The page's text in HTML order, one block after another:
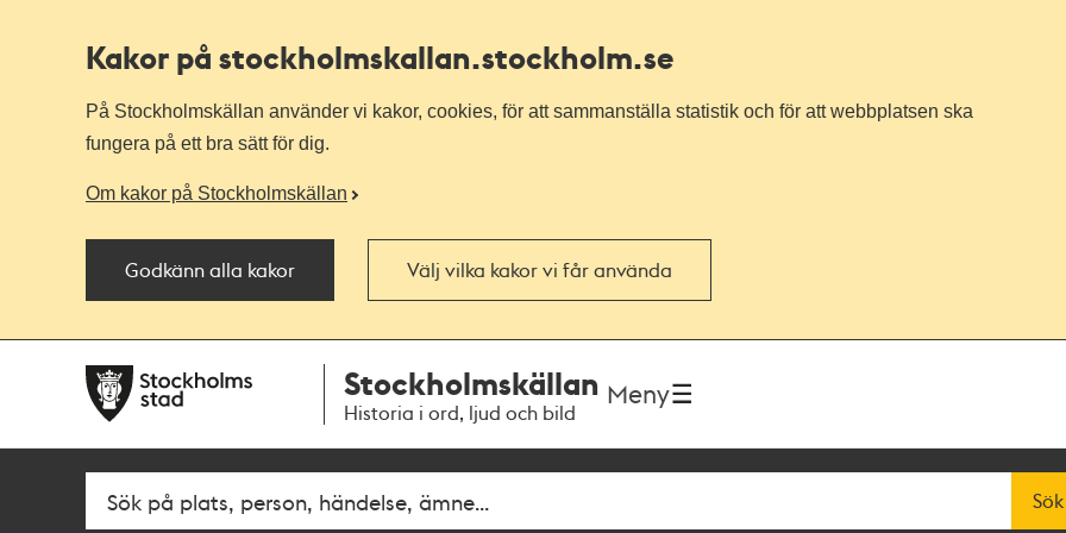
Kakor på stockholmskallan.stockholm.se
På Stockholmskällan använder vi kakor, cookies, för att sammanställa statistik och för att webbplatsen ska
fungera på ett bra sätt för dig.
Om kakor på Stockholmskällan
Godkänn alla kakor Välj vilka kakor vi får använda
navigationen
huvudinnehållet
Stockholmskällan
Historia i ord, ljud och bild
Meny
Fritextsök Sök